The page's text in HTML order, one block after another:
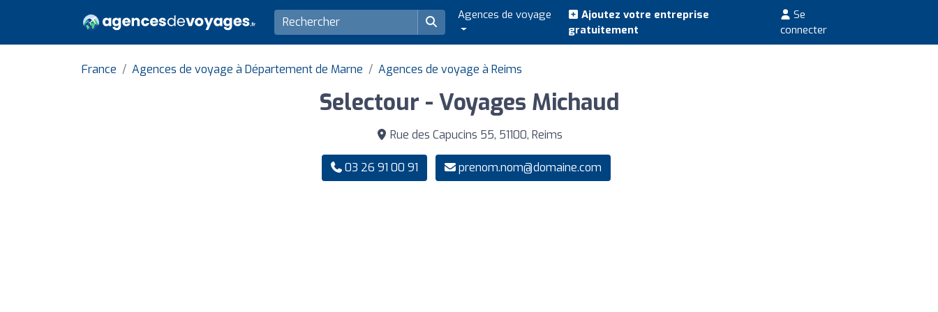
Agences de voyage
Ajoutez votre entreprise
gratuitement
Se
connecter
France Agences de voyage à Département de Marne Agences de voyage à Reims
Selectour - Voyages Michaud
Rue des Capucins 55, 51100, Reims
03 26 91 00 91 prenom.nom@domaine.com